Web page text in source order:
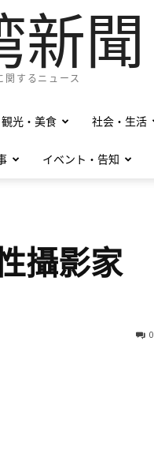
新聞
関するニュース
観光・美食 社会・生活
イベント・告知
攝影家
0